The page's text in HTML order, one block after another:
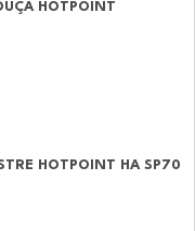
HOTPOINT
HOTPOINT HA SP70